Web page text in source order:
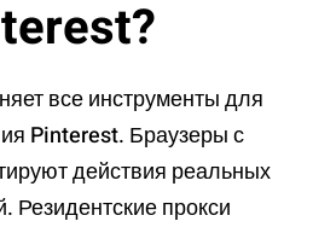
все инструменты для
Pinterest. Браузеры с
действия реальных
Резидентские прокси